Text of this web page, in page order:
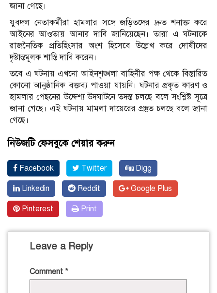
জানা গেছে।
যুবদল নেতাকর্মীরা হামলার সঙ্গে জড়িতদের দ্রুত শনাক্ত করে
আইনের আওতায় আনার দাবি জানিয়েছেন। তারা এ ঘটনাকে
রাজনৈতিক প্রতিহিংসার অংশ হিসেবে উল্লেখ করে দোষীদের
দৃষ্টান্তমূলক শাস্তি দাবি করেন।
তবে এ ঘটনায় এখনো আইনশৃঙ্খলা বাহিনীর পক্ষ থেকে বিস্তারিত
কোনো আনুষ্ঠানিক বক্তব্য পাওয়া যায়নি। ঘটনার প্রকৃত কারণ ও
হামলার পেছনের উদ্দেশ্য উদঘাটনে তদন্ত চলছে বলে সংশ্লিষ্ট সূত্রে
জানা গেছে। এই ঘটনায় মামলা দায়েরের প্রস্তুত চলছে বলে জানা
গেছে।
নিউজটি ফেসবুকে শেয়ার করুন
Facebook Twitter Digg
Linkedin Reddit Google Plus
Pinterest Print
Leave a Reply
Comment *